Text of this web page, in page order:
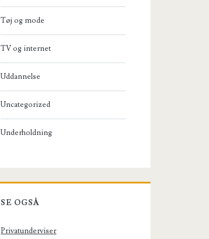
Tøj og mode
TV og internet
Uddannelse
Uncategorized
Underholdning
SE OGSÅ
Privatunderviser